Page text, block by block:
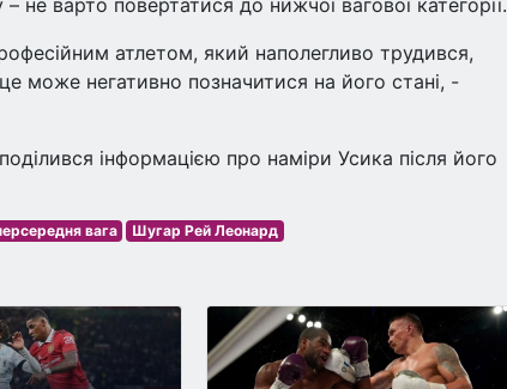
варто повертатися до нижчої вагової категорії.
атлетом, який наполегливо трудився,
може негативно позначитися на його стані, -
інформацією про наміри Усика після його
вага Шугар Рей Леонард